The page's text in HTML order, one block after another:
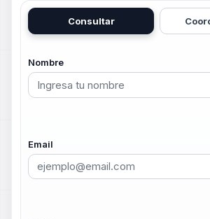
Consultar
Nombre
Email